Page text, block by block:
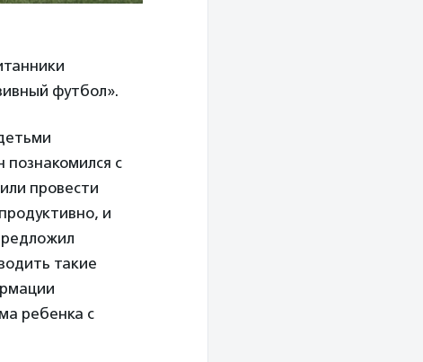
футбол».
познакомился с
провести
и
такие
ребенка с